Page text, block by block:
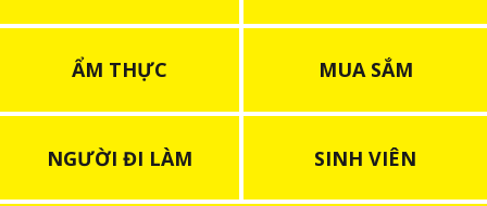
ẨM THỰC MUA SẮM
NGƯỜI ĐI LÀM SINH VIÊN